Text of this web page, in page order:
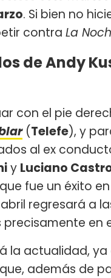
. Si bien no
contra La
de Andy
con el pie
(Telefe), y
al ex
y Luciano
fue un éxito
regresará a
en
la actualidad, ya
además de